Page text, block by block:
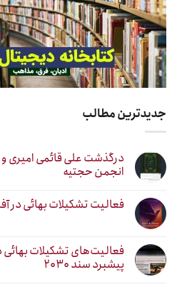
جدیدترین مطالب
درگذشت علی قائمی امیری و
انجمن حجتیه
فعالیت تشکیلات بهائی در
فعالیت‌های تشکیلات بهائی
پیشبرد سند ۲۰۳۰